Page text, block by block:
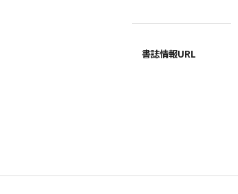
書誌情報URL